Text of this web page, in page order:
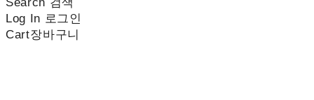
Log In 로그인
Cart장바구니